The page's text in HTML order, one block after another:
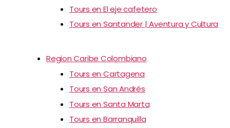
Tours en El eje cafetero
Tours en Santander | Aventura y Cultura
Region Caribe Colombiano
Tours en Cartagena
Tours en San Andrés
Tours en Santa Marta
Tours en Barranquilla